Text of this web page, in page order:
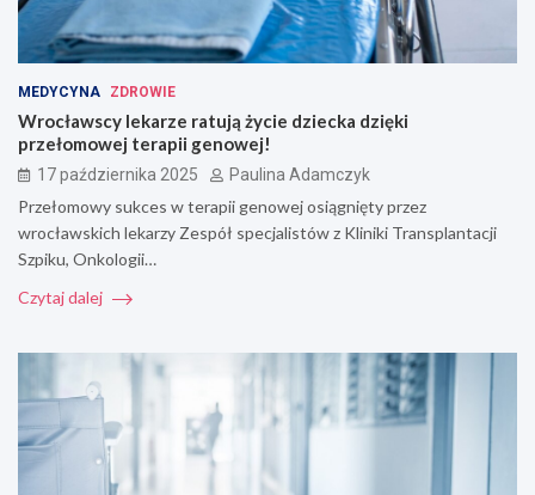
MEDYCYNA ZDROWIE
Wrocławscy lekarze ratują życie dziecka dzięki
przełomowej terapii genowej!
17 października 2025 Paulina Adamczyk
Przełomowy sukces w terapii genowej osiągnięty przez
wrocławskich lekarzy Zespół specjalistów z Kliniki Transplantacji
Szpiku, Onkologii…
Czytaj dalej